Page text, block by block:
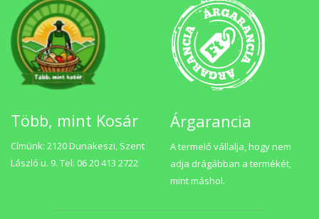
Több, mint Kosár
Címünk: 2120 Dunakeszi, Szent
László u. 9. Tel: 06 20 413 2722
Árgarancia
A termelő vállalja, hogy nem
adja drágábban a termékét,
mint máshol.